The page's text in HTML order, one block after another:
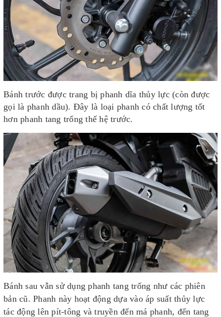
Bánh trước được trang bị phanh dĩa thủy lực (còn được
gọi là phanh dầu). Đây là loại phanh có chất lượng tốt
hơn phanh tang trống thế hệ trước.
Bánh sau vẫn sử dụng phanh tang trống như các phiên
bản cũ. Phanh này hoạt động dựa vào áp suất thủy lực
tác động lên pít-tông và truyền đến má phanh, đến tang